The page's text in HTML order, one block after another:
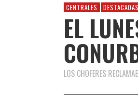
CENTRALES DESTACADAS
EL
LOS CHOFERES